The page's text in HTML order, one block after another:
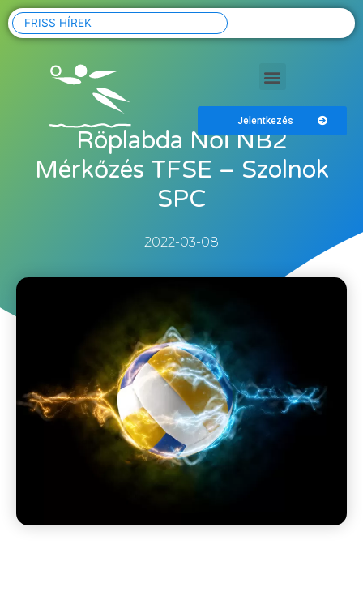
FRISS HÍREK
Jelentkezés
Röplabda Női NB2
Mérkőzés TFSE – Szolnok
SPC
2022-03-08